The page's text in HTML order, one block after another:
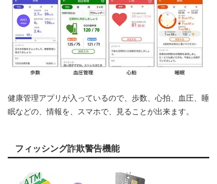
健康管理アプリが入っているので、歩数、心拍、血圧、睡
眠などの、情報を、スマホで、見ることが出来ます。
フィッシング詐欺警告機能